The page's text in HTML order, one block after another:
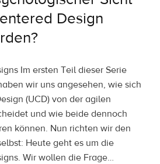
Design
Im ersten Teil dieser Serie
wir uns angesehen, wie sich
(UCD) von der agilen
und wie beide dennoch
können. Nun richten wir den
Heute geht es um die
Wir wollen die Frage…